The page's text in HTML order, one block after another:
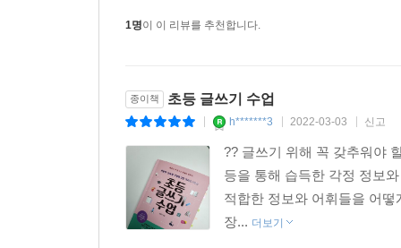
1명이 이 리뷰를 추천합니다.
종이책 초등 글쓰기 수업
h*******3 2022-03-03 신고
?? 글쓰기 위해 꼭 갖추워야
등을 통해 습득한 각정 정보
적합한 정보와 어휘들을 어
장... 더보기